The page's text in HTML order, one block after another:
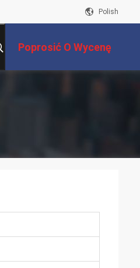
Polish
Poprosić O Wycenę